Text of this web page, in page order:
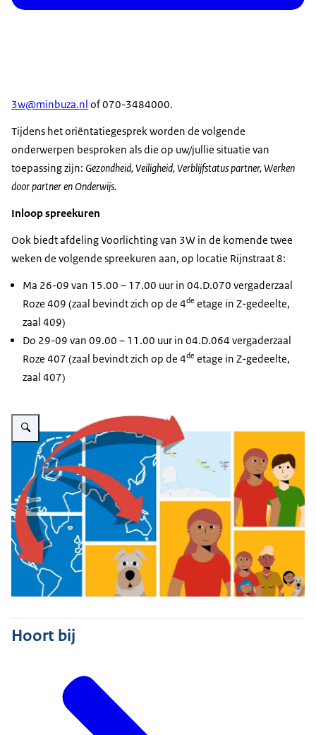
3w@minbuza.nl of 070-3484000.
Tijdens het oriëntatiegesprek worden de volgende
onderwerpen besproken als die op uw/jullie situatie van
toepassing zijn: Gezondheid, Veiligheid, Verblijfstatus partner, Werken
door partner en Onderwijs.
Inloop spreekuren
Ook biedt afdeling Voorlichting van 3W in de komende twee
weken de volgende spreekuren aan, op locatie Rijnstraat 8:
Ma 26-09 van 15.00 – 17.00 uur in 04.D.070 vergaderzaal
Roze 409 (zaal bevindt zich op de 4de etage in Z-gedeelte,
zaal 409)
Do 29-09 van 09.00 – 11.00 uur in 04.D.064 vergaderzaal
Roze 407 (zaal bevindt zich op de 4de etage in Z-gedeelte,
zaal 407)
Vergroot afbeelding video still uitzending resized
Hoort bij